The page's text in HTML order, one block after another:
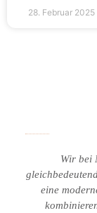
28. Februar 2025
Wir bei
eine